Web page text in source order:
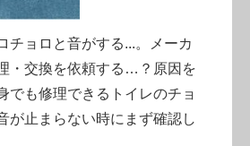
チョロと音がする...。メーカ
・交換を依頼する…？原因を
でも修理できるトイレのチョ
が止まらない時にまず確認し